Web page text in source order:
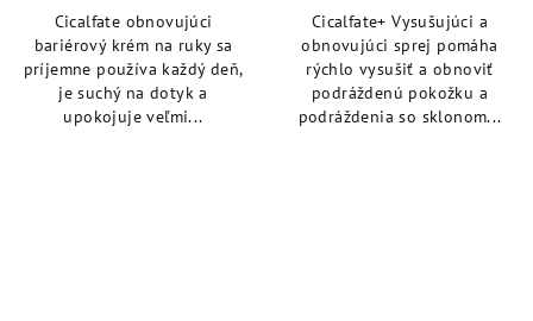
Cicalfate obnovujúci
bariérový krém na ruky sa
príjemne používa každý deň,
je suchý na dotyk a
upokojuje veľmi...
Cicalfate+ Vysušujúci a
obnovujúci sprej pomáha
rýchlo vysušiť a obnoviť
podráždenú pokožku a
podráždenia so sklonom...